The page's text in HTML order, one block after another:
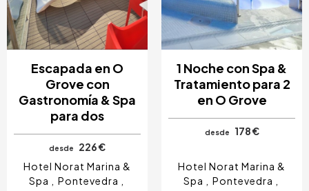
Escapada en O
Grove con
Gastronomía & Spa
para dos
desde
226 €
Hotel Norat Marina &
Spa
Pontevedra
1 Noche con Spa &
Tratamiento para 2
en O Grove
desde 178 €
Hotel Norat Marina &
Spa
Pontevedra